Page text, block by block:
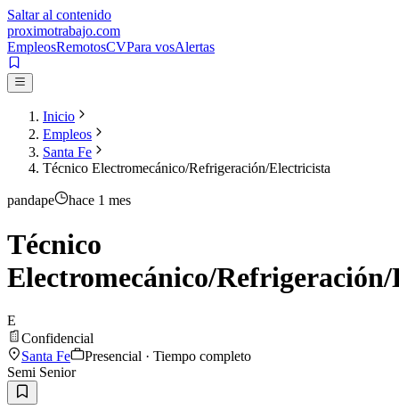
Saltar al contenido
proximotrabajo.com
EmpleosRemotosCVPara vosAlertas
Inicio
Empleos
Santa Fe
Técnico Electromecánico/Refrigeración/Electricista
pandape hace 1 mes
Técnico
Electromecánico/
E
Confidencial
Santa Fe
Presencial · Tiempo completo
Semi Senior